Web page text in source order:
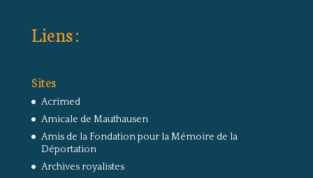
Liens :
Sites
Acrimed
Amicale de Mauthausen
Amis de la Fondation pour la Mémoire de la
Déportation
Archives royalistes